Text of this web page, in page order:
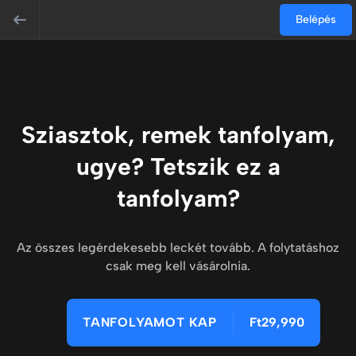
Belépés
Sziasztok, remek tanfolyam,
ugye? Tetszik ez a
tanfolyam?
Az összes legérdekesebb leckét tovább. A folytatáshoz
csak meg kell vásárolnia.
TANFOLYAMOT KAP Ft29,990